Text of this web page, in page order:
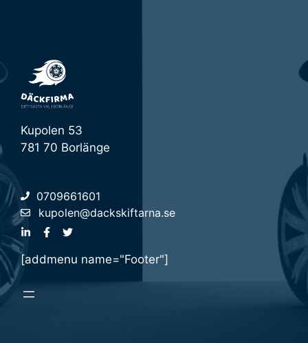
Kupolen 53
781 70 Borlänge
0709661601
kupolen@dackskiftarna.se
[addmenu name="Footer"]